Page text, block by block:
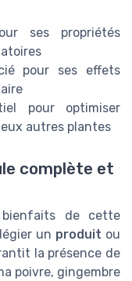
ses propriétés
pour ses effets
pour optimiser
autres plantes
complète et
bienfaits de cette
un produit ou
la présence de
poivre, gingembre